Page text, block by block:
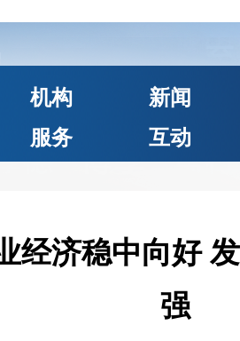
机构
新闻
服务
互动
经济稳中向好
强